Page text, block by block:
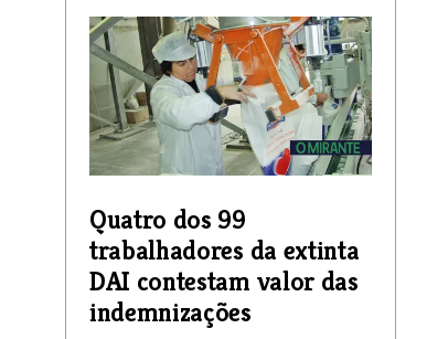
Quatro dos 99
trabalhadores da extinta
DAI contestam valor das
indemnizações